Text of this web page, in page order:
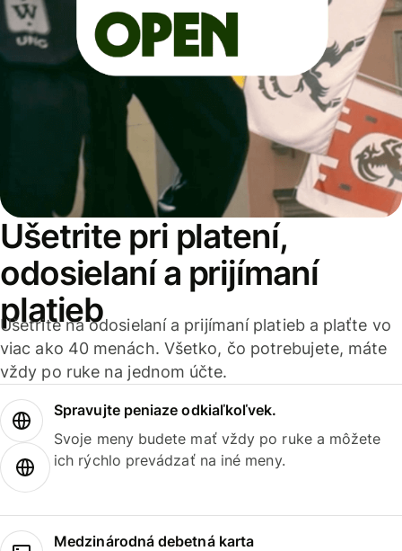
Ušetrite pri platení,
odosielaní a prijímaní
platieb
Ušetrite na odosielaní a prijímaní platieb a plaťte vo
viac ako 40 menách. Všetko, čo potrebujete, máte
vždy po ruke na jednom účte.
Spravujte peniaze odkiaľkoľvek.
Svoje meny budete mať vždy po ruke a môžete
ich rýchlo prevádzať na iné meny.
Medzinárodná debetná karta